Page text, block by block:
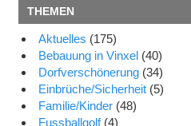
THEMEN
Aktuelles (175)
Bebauung in Vinxel (40)
Dorfverschönerung (34)
Einbrüche/Sicherheit (5)
Familie/Kinder (48)
Fussballgolf(4)